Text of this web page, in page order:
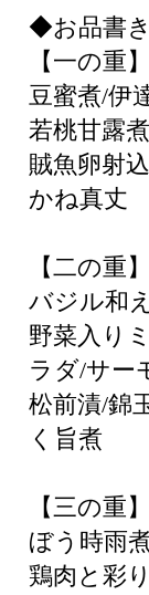
◆お品書き
【一の重
豆蜜煮/伊
若桃甘露
賊魚卵射
かね真丈
【二の重
バジル和
野菜入り
ラダ/サー
松前漬/錦
く旨煮
【三の重
ぼう時雨
鶏肉と彩